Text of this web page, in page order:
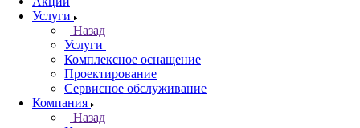
Услуги
Назад
Услуги
Комплексное оснащение
Проектирование
Сервисное обслуживание
Компания
Назад